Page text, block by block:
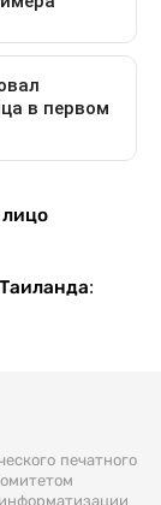
печатного